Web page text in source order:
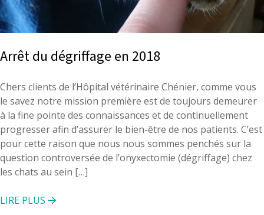
Arrêt du dégriffage en 2018
Chers clients de l’Hôpital vétérinaire Chénier, comme vous
le savez notre mission première est de toujours demeurer
à la fine pointe des connaissances et de continuellement
progresser afin d’assurer le bien-être de nos patients. C’est
pour cette raison que nous nous sommes penchés sur la
question controversée de l’onyxectomie (dégriffage) chez
les chats au sein […]
LIRE PLUS